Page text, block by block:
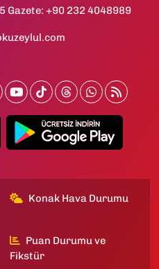
Gazete: +90 232 4048989
Konak Hava Durumu
Puan Durumu ve
Fikstür